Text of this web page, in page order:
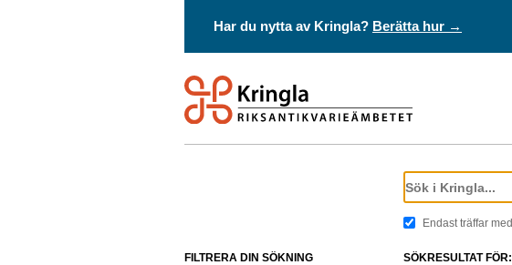
Har du nytta av Kringla? Berätta hur →
Endast träffar
SÖKRESULTAT FÖR:
FILTRERA DIN SÖKNING